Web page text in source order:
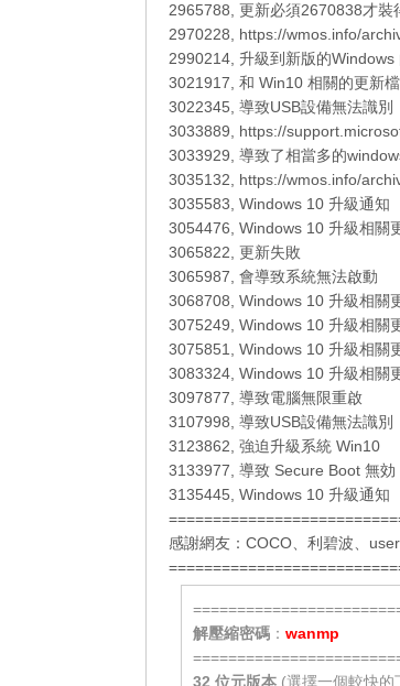
2965788, 更新必須2670838才裝
2970228, https://wmos.info/
2990214, 升級到新版的Windows
3021917, 和 Win10 相關的更新檔
3022345, 導致USB設備無法識別
3033889, https://
3033929, 導致了相當多的
3035132, https://wmos.info/
3035583, Windows 10 升級通知
3054476, Windows 10 升級相關
3065822, 更新失敗
3065987, 會導致系統無法啟動
3068708, Windows 10 升級相關
3075249, Windows 10 升級相關
3075851, Windows 10 升級相關
3083324, Windows 10 升級相關
3097877, 導致電腦無限重啟
3107998, 導致USB設備無法識別
3123862, 強迫升級系統 Win10
3133977, 導致 Secure Boot 無効
3135445, Windows 10 升級通知
感謝網友： COCO 利碧波 user
解壓縮密碼： wanmp
32 位元版本(選擇一個較快的